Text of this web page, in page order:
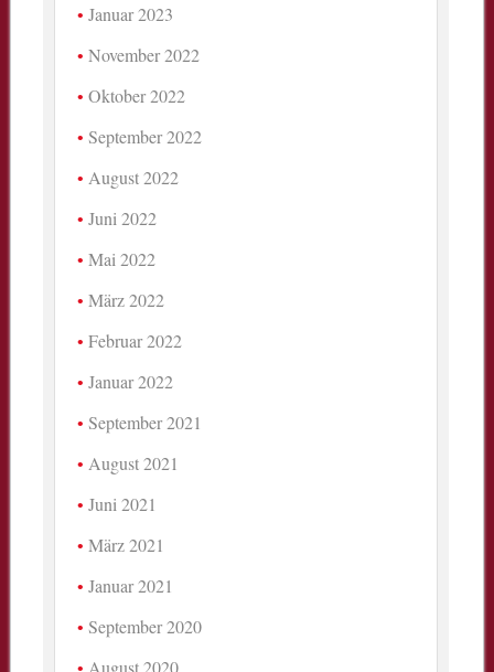
Januar 2023
November 2022
Oktober 2022
September 2022
August 2022
Juni 2022
Mai 2022
März 2022
Februar 2022
Januar 2022
September 2021
August 2021
Juni 2021
März 2021
Januar 2021
September 2020
August 2020